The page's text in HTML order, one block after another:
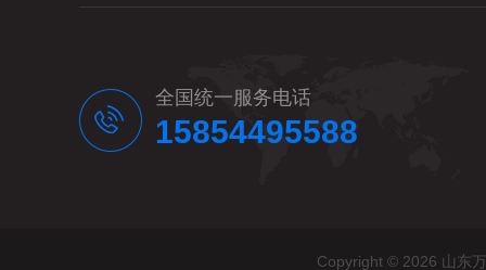
全国统一服务电话
15854495588
Copyright © 2026 山东